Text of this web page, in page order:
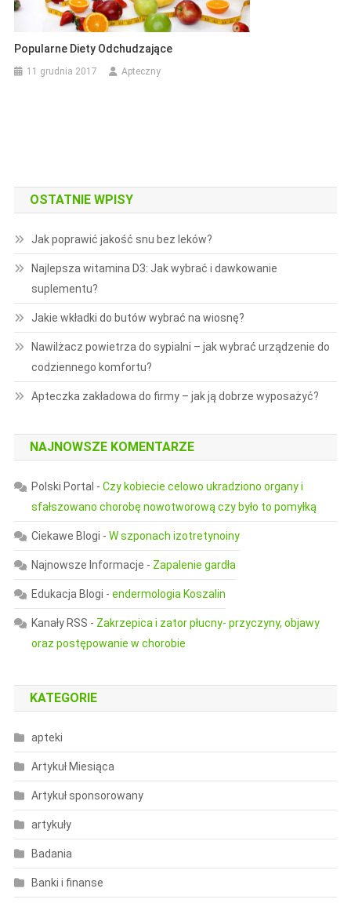
Popularne Diety Odchudzające
11 grudnia 2017 Apteczny
OSTATNIE WPISY
Jak poprawić jakość snu bez leków?
Najlepsza witamina D3: Jak wybrać i dawkowanie
suplementu?
Jakie wkładki do butów wybrać na wiosnę?
Nawilżacz powietrza do sypialni – jak wybrać urządzenie do
codziennego komfortu?
Apteczka zakładowa do firmy – jak ją dobrze wyposażyć?
NAJNOWSZE KOMENTARZE
Polski Portal - Czy kobiecie celowo ukradziono organy i
sfałszowano chorobę nowotworową czy było to pomyłką
Ciekawe Blogi - W szponach izotretynoiny
Najnowsze Informacje - Zapalenie gardła
Edukacja Blogi - endermologia Koszalin
Kanały RSS - Zakrzepica i zator płucny- przyczyny, objawy
oraz postępowanie w chorobie
KATEGORIE
apteki
Artykuł Miesiąca
Artykuł sponsorowany
artykuły
Badania
Banki i finanse